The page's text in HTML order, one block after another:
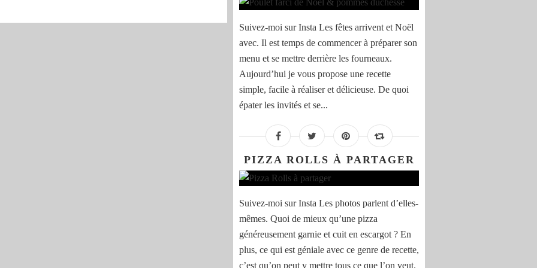
Suivez-moi sur Insta Les fêtes arrivent et Noël
avec. Il est temps de commencer à préparer son
menu et se mettre derrière les fourneaux.
Aujourd’hui je vous propose une recette
simple, facile à réaliser et délicieuse. De quoi
épater les invités et se...
PIZZA ROLLS À PARTAGER
Suivez-moi sur Insta Les photos parlent d’elles-
mêmes. Quoi de mieux qu’une pizza
généreusement garnie et cuit en escargot ? En
plus, ce qui est géniale avec ce genre de recette,
c’est qu’on peut y mettre tous ce que l’on veut.